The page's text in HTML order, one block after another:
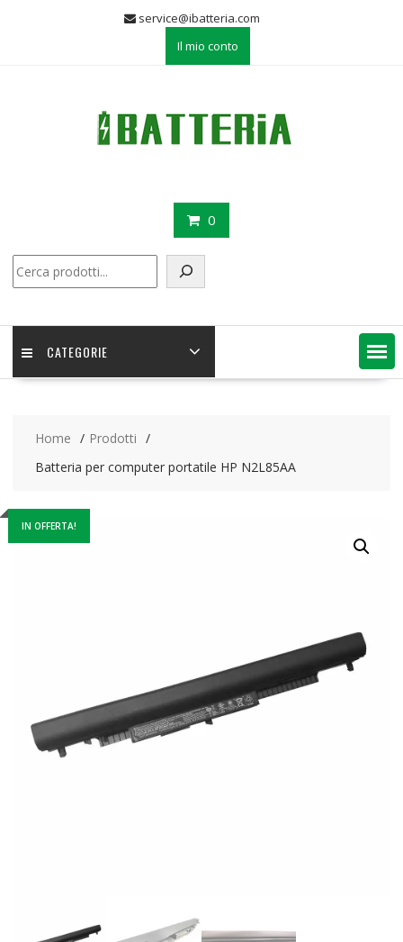
service@ibatteria.com
Il mio conto
0
CATEGORIE
Home
Prodotti
Batteria per computer portatile HP N2L85AA
IN OFFERTA!